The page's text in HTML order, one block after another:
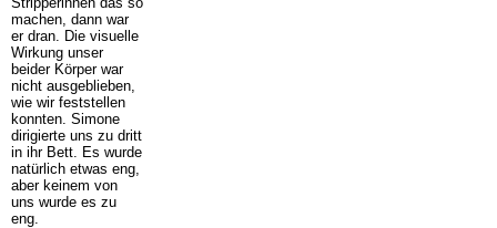
machen, dann war
er dran. Die visuelle
Wirkung unser
beider Körper war
nicht ausgeblieben,
wie wir feststellen
konnten. Simone
dirigierte uns zu dritt
in ihr Bett. Es wurde
natürlich etwas eng,
aber keinem von
uns wurde es zu
eng.